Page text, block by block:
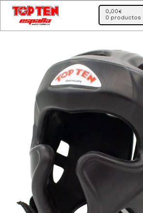
Ir
a
la
Ir
al
contenido
0,00€
0 productos